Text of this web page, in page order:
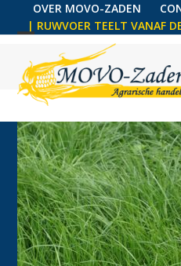
OVER MOVO-ZADEN
| RUWVOER TEELT VANAF